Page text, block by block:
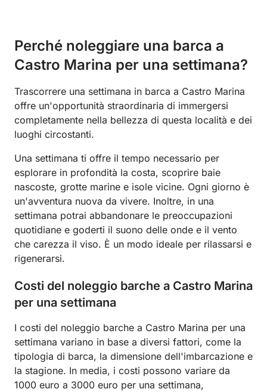
Perché noleggiare una barca a
Castro Marina per una settimana?
Trascorrere una settimana in barca a Castro Marina
offre un'opportunità straordinaria di immergersi
completamente nella bellezza di questa località e dei
luoghi circostanti.
Una settimana ti offre il tempo necessario per
esplorare in profondità la costa, scoprire baie
nascoste, grotte marine e isole vicine. Ogni giorno è
un'avventura nuova da vivere. Inoltre, in una
settimana potrai abbandonare le preoccupazioni
quotidiane e goderti il suono delle onde e il vento
che carezza il viso. È un modo ideale per rilassarsi e
rigenerarsi.
Costi del noleggio barche a Castro Marina
per una settimana
I costi del noleggio barche a Castro Marina per una
settimana variano in base a diversi fattori, come la
tipologia di barca, la dimensione dell'imbarcazione e
la stagione. In media, i costi possono variare da
1000 euro a 3000 euro per una settimana,